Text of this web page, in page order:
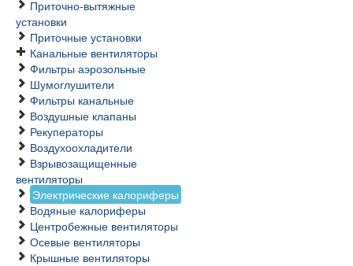
Приточно-вытяжные
установки
Приточные установки
Канальные вентиляторы
Фильтры аэрозольные
Шумоглушители
Фильтры канальные
Воздушные клапаны
Рекуператоры
Воздухоохладители
Взрывозащищенные
вентиляторы
Электрические калориферы
Водяные калориферы
Центробежные вентиляторы
Осевые вентиляторы
Крышные вентиляторы